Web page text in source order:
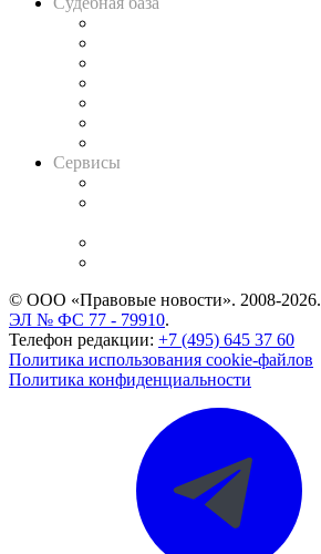
Сервисы
© ООО «Правовые новости». 2008-2026.
ЭЛ № ФС 77 - 79910.
Телефон редакции: +7 (495) 645 37 60
Политика использования cookie-файлов
Политика конфиденциальности